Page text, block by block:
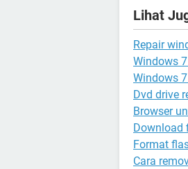
Lihat
Repair
Windows
Windows
Dvd drive
Browser
Download
Format
Cara